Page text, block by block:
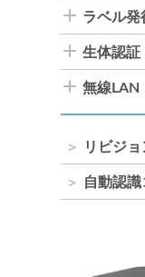
ラベル発
生体認証
無線LAN
リビジ
自動認識